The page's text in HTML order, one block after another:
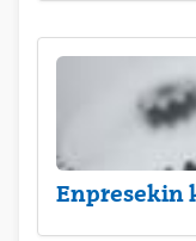
Enpresekin